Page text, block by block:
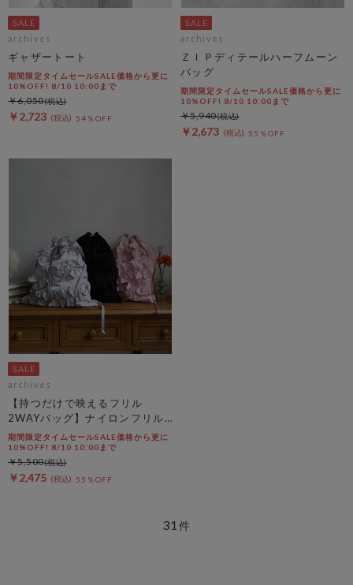
archives
ギャザートート
期間限定タイムセールSALE価格から更に
10%OFF! 8/10 10:00まで
￥2,723 54％OFF
￥6,050
archives
ＺＩＰディテールハーフムーン
バッグ
期間限定タイムセールSALE価格から更に
10%OFF! 8/10 10:00まで
￥2,673 55％OFF
￥5,940
archives
【持つだけで映えるフリル
2WAYバッグ】ナイロンフリル
２ＷＡＹバッグ
期間限定タイムセールSALE価格から更に
10%OFF! 8/10 10:00まで
￥2,475 55％OFF
￥5,500
31 件